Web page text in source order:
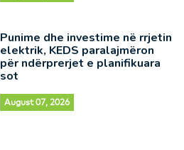
Punime dhe investime në rrjetin
elektrik, KEDS paralajmëron
për ndërprerjet e planifikuara
sot
August 07, 2026